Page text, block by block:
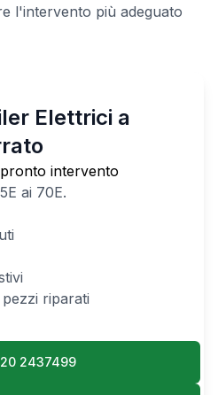
l'intervento più adeguato
Elettrici a
intervento
E ai 70E.
riparati
2437499